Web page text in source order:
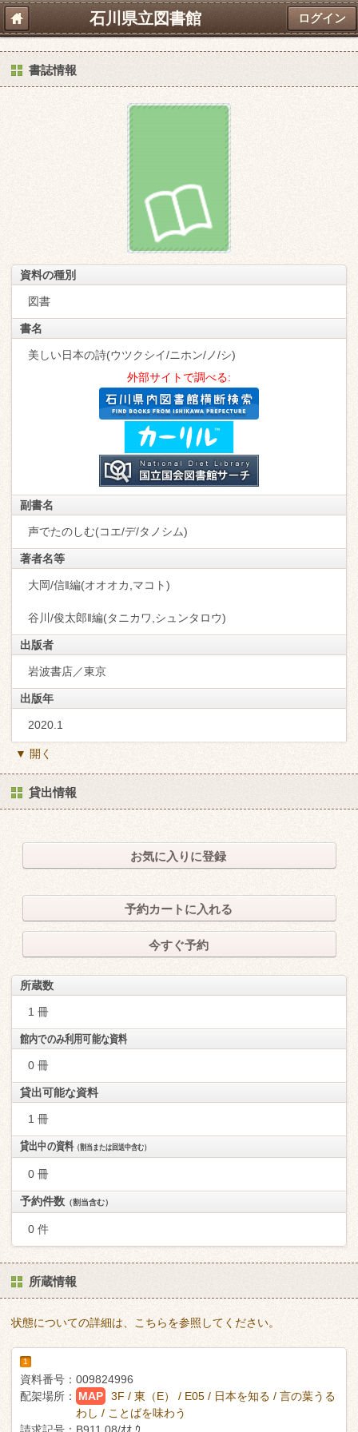
石川県立図書館 ログイン
書誌情報
資料の種別
図書
書名
美しい日本の詩(ウツクシイ/ニホン/ノ/シ)
外部サイトで調べる:
副書名
声でたのしむ(コエ/デ/タノシム)
著者名等
大岡/信‖編(オオオカ,マコト)
谷川/俊太郎‖編(タニカワ,シュンタロウ)
出版者
岩波書店／東京
出版年
2020.1
▼ 開く
貸出情報
お気に入りに登録
予約カートに入れる
今すぐ予約
所蔵数
1 冊
館内でのみ利用可能な資料
0 冊
貸出可能な資料
1 冊
貸出中の資料（割当または回送中含む）
0 冊
予約件数 （割当含む）
0 件
所蔵情報
状態についての詳細は、こちらを参照してください。
1
資料番号： 009824996
配架場所：
MAP
3F / 東（E） / E05 / 日本を知る / 言の葉うる
わし / ことばを味わう
請求記号： B911.08/ｵｵ ｳ